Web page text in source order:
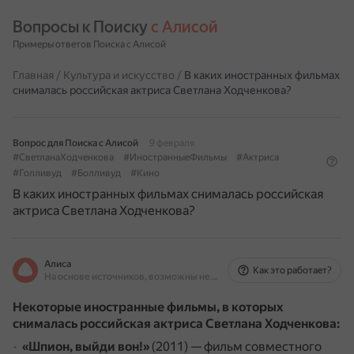
Вопросы к Поиску с Алисой
Примеры ответов Поиска с Алисой
Главная / Культура и искусство / В каких иностранных фильмах
снималась российская актриса Светлана Ходченкова?
Вопрос для Поиска с Алисой
9 февраля
#СветланаХодченкова
#ИностранныеФильмы
#Актриса
#Голливуд
#Болливуд #Кино
В каких иностранных фильмах снималась российская
актриса Светлана Ходченкова?
Алиса
На основе источников, возможны неточности
Как это работает?
Некоторые иностранные фильмы, в которых
снималась российская актриса Светлана Ходченкова:
«Шпион, выйди вон!» (2011) — фильм совместного